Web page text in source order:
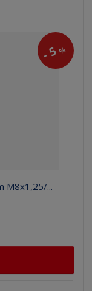
-5%
M8x1,25/...